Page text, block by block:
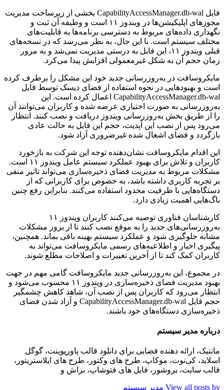
فایل CapabilityAccessManager.db-wal بخشی از زیرساخت مدیریت
مجوزهای اپلیکیشن‌ها در ویندوز ۱۱ است و وظیفه آن ثبت و
نگهداری داده‌های مربوط به دسترسی برنامه‌ها به قابلیت‌های
مختلف سیستم است. با این حال، به نظر می‌رسد که در نسخه‌های
قبلی ویندوز ۱۱، این فایل به درستی مدیریت نمی‌شد و به مرور
زمان حجم آن به شکل غیرمعمولی افزایش پیدا می‌کرد.
مایکروسافت در به‌روزرسانی جدید خود این مشکل را برطرف کرده
است و بهبودهایی در نحوه استفاده از فضای دیسک توسط فایل
CapabilityAccessManager.db-wal اعمال کرده است. این
به‌روزرسانی به صورت اختیاری عرضه شده و کاربران می‌توانند آن
را از طریق بخش به‌روزرسانی ویندوز دریافت و نصب کنند. انتظار
می‌رود پس از نصب این آپدیت، حجم این فایل به حالت عادی
بازگردد و فضای اشغال شده غیرضروری آزاد شود.
این اقدام مایکروسافت نشان‌دهنده توجه این شرکت به بازخورد
کاربران و تلاش برای بهبود عملکرد سیستم عامل ویندوز ۱۱ است.
مشکلات مربوط به مدیریت فضای ذخیره‌سازی می‌تواند تاثیر منفی
بر تجربه کاربری داشته باشد، به خصوص برای کاربرانی که از
دستگاه‌هایی با ظرفیت محدود استفاده می‌کنند. بنابراین رفع چنین
باگ‌هایی اهمیت زیادی دارد.
کارشناسان فناوری توصیه می‌کنند کاربران ویندوز ۱۱
به‌روزرسانی‌های جدید را به موقع نصب کنند تا از بروز مشکلات
مشابه جلوگیری شود و عملکرد سیستم بهینه باقی بماند. همچنین،
پیگیری اخبار و اطلاعیه‌های رسمی مایکروسافت می‌تواند به
کاربران کمک کند تا از آخرین تغییرات و اصلاحات مطلع شوند.
در مجموع، این به‌روزرسانی جدید مایکروسافت گامی مهم در جهت
بهبود مدیریت فضای ذخیره‌سازی در ویندوز ۱۱ محسوب می‌شود و
انتظار می‌رود که کاربران پس از نصب آن، شاهد کاهش چشمگیر
حجم فایل CapabilityAccessManager.db-wal و آزاد شدن فضای
ذخیره‌سازی دستگاه‌های خود باشند.
درباره مدیر سیستم
مانتیک، ارائه دهنده فضایی برای دانلود قالب پاورپوینت، گوگل
اسلاید، کی‌نوت، موکاپ، طرح های وکتور، طرح های ایلاستریتور،
قالب سایت، بروشور، فایل های فتوشاپ، براش و
View all posts by مدیر سیستم